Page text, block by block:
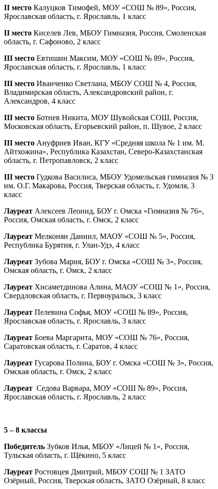
II место Калуцков Тимофей, МОУ «СОШ № 89», Россия,
Ярославская область, г. Ярославль, 1 класс
II место Киселев Лев, МБОУ Гимназия, Россия, Смоленская
область, г. Сафоново, 2 класс
III место Евтишин Максим, МОУ «СОШ № 89», Россия,
Ярославская область, г. Ярославль, 1 класс
III место Иванченко Светлана, МБОУ СОШ № 4, Россия,
Владимирская область, Александровский район, г.
Александров, 4 класс
III место Ботнев Никита, МОУ Шувойская СОШ, Россия,
Московская область, Егорьевский район, п. Шувое, 2 класс
III место Ануфриев Иван, КГУ «Средняя школа № 1 им. М.
Айтхожина», Республика Казахстан, Северо-Казахстанская
область, г. Петропавловск, 2 класс
III место Гудкова Василиса, МБОУ Удомельская гимназия № 3
им. О.Г. Макарова, Россия, Тверская область, г. Удомля, 3
класс
Лауреат Алексеев Леонид, БОУ г. Омска «Гимназия № 76»,
Россия, Омская область, г. Омск, 2 класс
Лауреат Мелконян Даниил, МАОУ «СОШ № 5», Россия,
Республика Бурятия, г. Улан-Удэ, 4 класс
Лауреат Зубова Мария, БОУ г. Омска «СОШ № 3», Россия,
Омская область, г. Омск, 2 класс
Лауреат Хисаметдинова Алина, МАОУ «СОШ № 1», Россия,
Свердловская область, г. Первоуральск, 3 класс
Лауреат Пелевина Софья, МОУ «СОШ № 89», Россия,
Ярославская область, г. Ярославль, 3 класс
Лауреат Боева Маргарита, МОУ «СОШ № 76», Россия,
Саратовская область, г. Саратов, 4 класс
Лауреат Гусарова Полина, БОУ г. Омска «СОШ № 3», Россия,
Омская область, г. Омск, 2 класс
Лауреат Седова Варвара, МОУ «СОШ № 89», Россия,
Ярославская область, г. Ярославль, 2 класс
5 – 8 классы
Победитель Зубков Илья, МБОУ «Лицей № 1», Россия,
Тульская область, г. Щёкино, 5 класс
Лауреат Ростовцев Дмитрий, МБОУ СОШ № 1 ЗАТО
Озёрный, Россия, Тверская область, ЗАТО Озёрный, 8 класс